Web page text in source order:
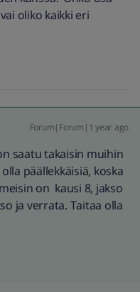
oliko kaikki eri
Forum|Forum|1 year ago
saatu takaisin muihin
päällekkäisiä, koska
on kausi 8, jakso
ja verrata. Taitaa olla